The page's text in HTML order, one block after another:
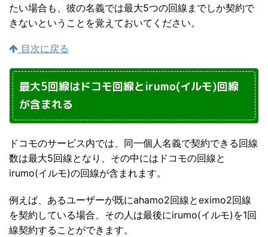
たい場合も、彼の名義では最大5つの回線までしか契約で
きないということを覚えておいてください。
目次に戻る
最大5回線はドコモ回線とirumo(イルモ)回線
が含まれる
ドコモのサービス内では、同一個人名義で契約できる回線
数は最大5回線となり、その中にはドコモの回線と
irumo(イルモ)の回線が含まれます。
例えば、あるユーザーが既にahamo2回線とeximo2回線
を契約している場合、その人は最後にirumo(イルモ)を1回
線契約することができます。